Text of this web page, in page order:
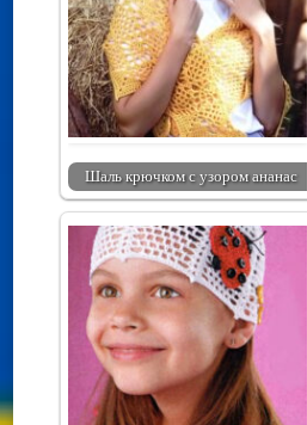
Шаль крючком с узором ананас